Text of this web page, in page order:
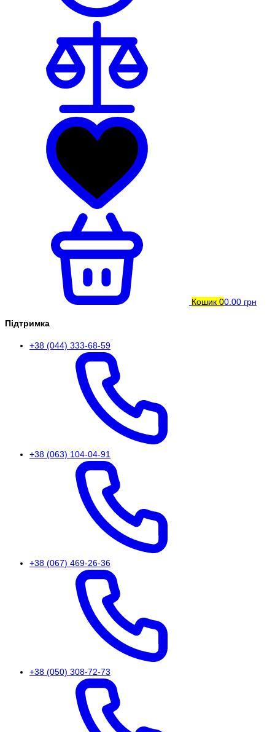
Кошик 00.00 грн
Підтримка
+38 (044) 333-68-59
+38 (063) 104-04-91
+38 (067) 469-26-36
+38 (050) 308-72-73